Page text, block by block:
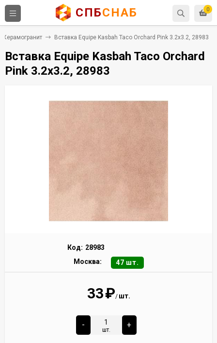
0
СПБСНАБ
Керамогранит Вставка Equipe Kasbah Taco Orchard Pink 3.2x3.2, 28983
Вставка Equipe Kasbah Taco Orchard
Pink 3.2x3.2, 28983
Код: 28983
Москва:
47 шт.
33₽/ шт.
-
шт.
+